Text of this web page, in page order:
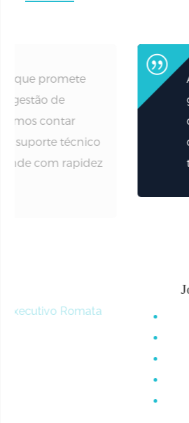
A Geweb foi um
gestão de minha
do produto web da
consegui melhorar
tornar tudo mais
- FX